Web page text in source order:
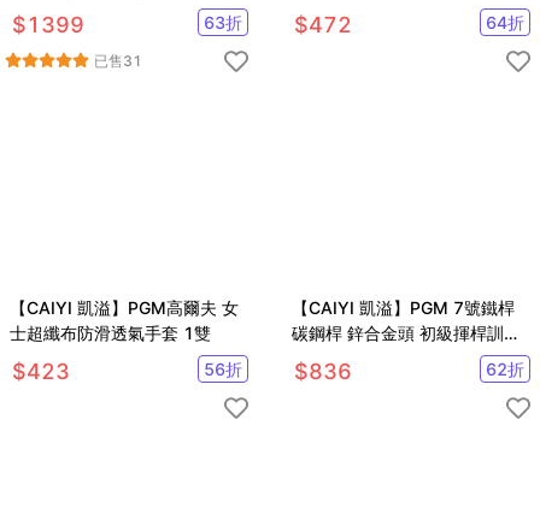
$1399 63折
已售31
手套
$472 64折
【CAIYI 凱溢】PGM高爾夫 女
士超纖布防滑透氣手套 1雙
$423 56折
【CAIYI 凱溢】PGM 7號鐵桿
碳鋼桿 鋅合金頭 初級揮桿訓練
9~12 age
$836 62折